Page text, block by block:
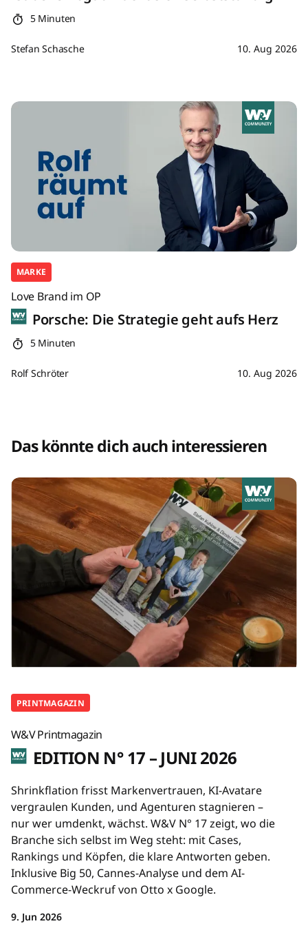
5 Minuten
Stefan Schasche 10. Aug 2026
MARKE
Love Brand im OP
Porsche: Die Strategie geht aufs Herz
5 Minuten
Rolf Schröter 10. Aug 2026
Das könnte dich auch interessieren
PRINTMAGAZIN
W&V Printmagazin
EDITION N° 17 – JUNI 2026
Shrinkflation frisst Markenvertrauen, KI-Avatare
vergraulen Kunden, und Agenturen stagnieren –
nur wer umdenkt, wächst. W&V N° 17 zeigt, wo die
Branche sich selbst im Weg steht: mit Cases,
Rankings und Köpfen, die klare Antworten geben.
Inklusive Big 50, Cannes-Analyse und dem AI-
Commerce-Weckruf von Otto x Google.
9. Jun 2026